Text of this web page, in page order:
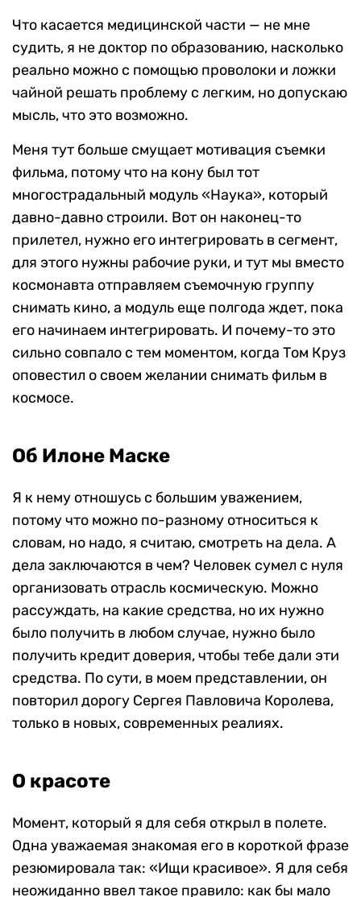
Что касается медицинской части — не мне
судить, я не доктор по образованию, насколько
реально можно с помощью проволоки и ложки
чайной решать проблему с легким, но допускаю
мысль, что это возможно.
Меня тут больше смущает мотивация съемки
фильма, потому что на кону был тот
многострадальный модуль «Наука», который
давно-давно строили. Вот он наконец-то
прилетел, нужно его интегрировать в сегмент,
для этого нужны рабочие руки, и тут мы вместо
космонавта отправляем съемочную группу
снимать кино, а модуль еще полгода ждет, пока
его начинаем интегрировать. И почему-то это
сильно совпало с тем моментом, когда Том Круз
оповестил о своем желании снимать фильм в
космосе.
Об Илоне Маске
Я к нему отношусь с большим уважением,
потому что можно по-разному относиться к
словам, но надо, я считаю, смотреть на дела. А
дела заключаются в чем? Человек сумел с нуля
организовать отрасль космическую. Можно
рассуждать, на какие средства, но их нужно
было получить в любом случае, нужно было
получить кредит доверия, чтобы тебе дали эти
средства. По сути, в моем представлении, он
повторил дорогу Сергея Павловича Королева,
только в новых, современных реалиях.
О красоте
Момент, который я для себя открыл в полете.
Одна уважаемая знакомая его в короткой фразе
резюмировала так: «Ищи красивое». Я для себя
неожиданно ввел такое правило: как бы мало